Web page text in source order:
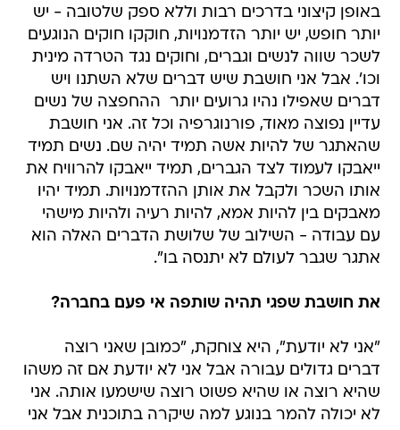
באופן קיצוני בדרכים רבות וללא ספק שלטובה - יש
יותר חופש, יש יותר הזדמנויות, חוקקו חוקים הנוגעים
לשכר שווה לנשים וגברים, וחוקים נגד הטרדה מינית
וכו'. אבל אני חושבת שיש דברים שלא השתנו ויש
דברים שאפילו נהיו גרועים יותר  ההחפצה של נשים
עדיין נפוצה מאוד, פורנוגרפיה וכל זה. אני חושבת
שהאתגר של להיות אשה תמיד יהיה שם. נשים תמיד
ייאבקו לעמוד לצד הגברים, תמיד ייאבקו להרוויח את
אותו השכר ולקבל את אותן ההזדמנויות. תמיד יהיו
מאבקים בין להיות אמא, להיות רעיה ולהיות מישהי
עם עבודה - השילוב של שלושת הדברים האלה הוא
אתגר שגבר לעולם לא יתנסה בו".
את חושבת שפגי תהיה שותפה אי פעם בחברה?
"אני לא יודעת", היא צוחקת, "כמובן שאני רוצה
דברים גדולים עבורה אבל אני לא יודעת אם זה משהו
שהיא רוצה או שהיא פשוט רוצה שישמעו אותה. אני
לא יכולה להמר בנוגע למה שיקרה בתוכנית אבל אני